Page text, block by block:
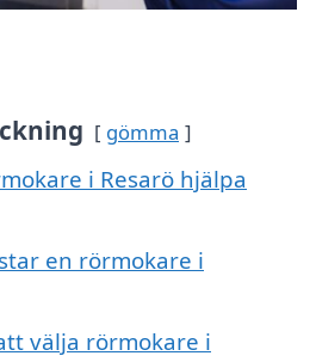
gömma
i Resarö hjälpa
en rörmokare i
välja rörmokare i